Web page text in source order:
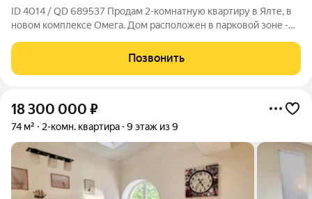
ID 4014 / QD 689537 Продам 2-комнатную квартиру в Ялте, в
новом комплексе Омега. Дом расположен в парковой зоне -
Набережной Ялты и моря. Общая площадь квартиры 114.2 м, а
также есть балкон площадью
Позвонить
18 300 000 ₽
74 м² 2-комн. квартира 9 этаж из 9